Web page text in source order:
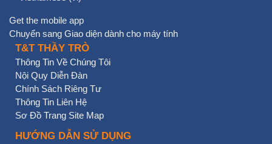
Get the mobile app
Chuyển sang Giao diện dành cho máy tính
T&T THẦY TRÒ
Thông Tin Về Chúng Tôi
Nội Quy Diễn Đàn
Chính Sách Riêng Tư
Thông Tin Liên Hệ
Sơ Đồ Trang Site Map
HƯỚNG DẪN SỬ DỤNG